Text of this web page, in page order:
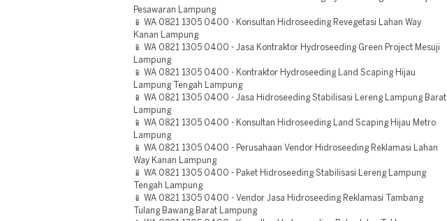
Pesawaran Lampung
📱 WA 0821 1305 0400 - Konsultan Hidroseeding Revegetasi Lahan Way
Kanan Lampung
📱 WA 0821 1305 0400 - Jasa Kontraktor Hydroseeding Green Project Mesuji
Lampung
📱 WA 0821 1305 0400 - Kontraktor Hydroseeding Land Scaping Hijau
Lampung Tengah Lampung
📱 WA 0821 1305 0400 - Jasa Hidroseeding Stabilisasi Lereng Lampung Barat
Lampung
📱 WA 0821 1305 0400 - Konsultan Hidroseeding Land Scaping Hijau Metro
Lampung
📱 WA 0821 1305 0400 - Perusahaan Vendor Hidroseeding Reklamasi Lahan
Way Kanan Lampung
📱 WA 0821 1305 0400 - Paket Hidroseeding Stabilisasi Lereng Lampung
Tengah Lampung
📱 WA 0821 1305 0400 - Vendor Jasa Hidroseeding Reklamasi Tambang
Tulang Bawang Barat Lampung